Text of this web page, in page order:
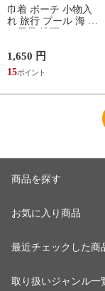
巾着 ポーチ 小物入
れ 旅行 プール 海 バ
サウナ ごリラックス
まもるさんの洗える
巾着 ブラック 黒
1,650 円
15
商品を探す
お気に入り商品
最近チェックした商
取り扱いジャンル一